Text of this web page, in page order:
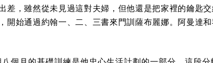
差，雖然從未見過這對夫婦，但他還是把家裡的鑰匙
開始通過約翰一、二、三書來門訓薩布麗娜。阿曼達和